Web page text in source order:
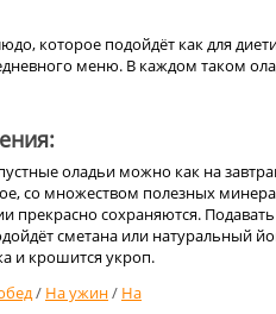
которое подойдёт как для
меню. В каждом таком
оладьи можно как на
со множеством полезных
прекрасно сохраняются.
сметана или натуральный
и крошится укроп.
/ На ужин/ На